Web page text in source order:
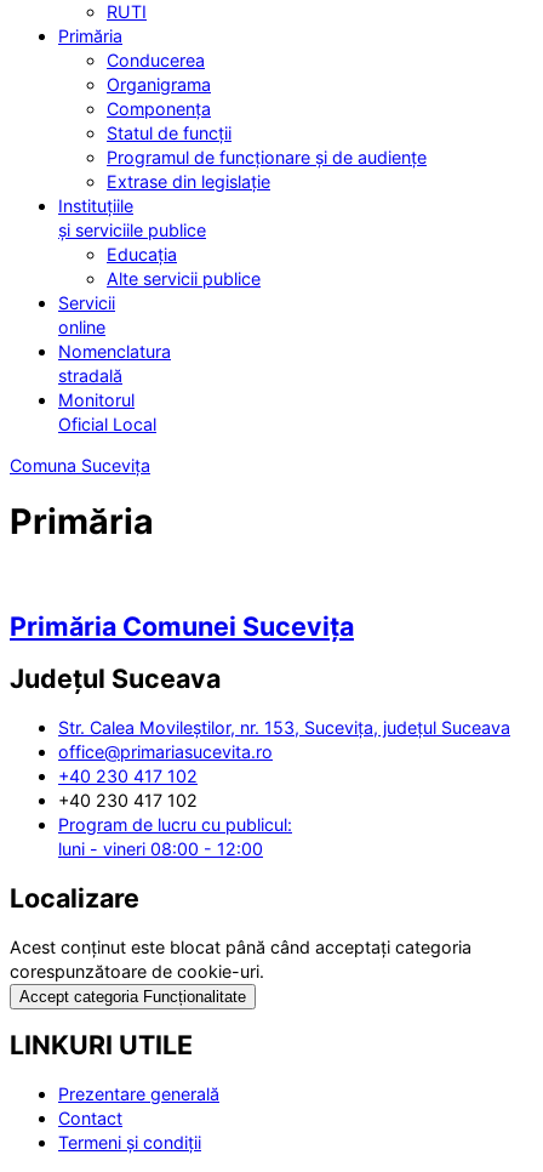
RUTI
Primăria
Conducerea
Organigrama
Componența
Statul de funcții
Programul de funcționare și de audiențe
Extrase din legislație
Instituțiile
și serviciile publice
Educația
Alte servicii publice
Servicii
online
Nomenclatura
stradală
Monitorul
Oficial Local
Comuna Sucevița
Primăria
Primăria Comunei Sucevița
Județul Suceava
Str. Calea Movileștilor, nr. 153, Sucevița, județul Suceava
office@primariasucevita.ro
+40 230 417 102
+40 230 417 102
Program de lucru cu publicul:
luni - vineri 08:00 - 12:00
Localizare
Acest conținut este blocat până când acceptați categoria
corespunzătoare de cookie-uri.
Accept categoria Funcționalitate
LINKURI UTILE
Prezentare generală
Contact
Termeni și condiții